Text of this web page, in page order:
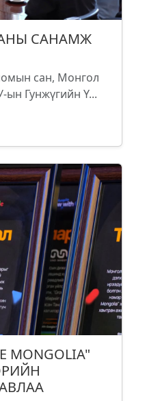
САНАМЖ
сан, Монгол
Гунжүгийн Ү...
MONGOLIA"